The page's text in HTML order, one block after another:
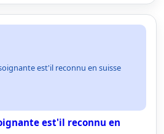
est'il reconnu en suisse
est'il reconnu en